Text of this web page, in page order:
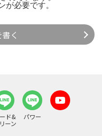
が必要です。
く
ド&
ーン
パワー